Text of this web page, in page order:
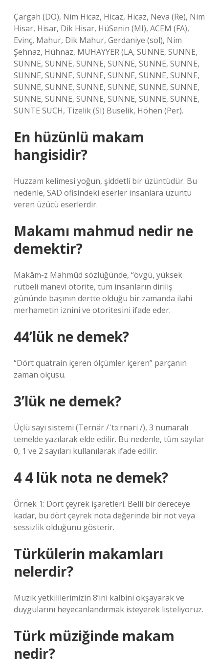
Çargah (DO), Nim Hicaz, Hicaz, Hicaz, Neva (Re), Nim
Hisar, Hisar, Dik Hisar, HüSenin (MI), ACEM (FA),
Evinç, Mahur, Dik Mahur, Gerdaniye (sol), Nim
Şehnaz, Hühnaz, MUHAYYER (LA, SUNNE, SUNNE,
SUNNE, SUNNE, SUNNE, SUNNE, SUNNE, SUNNE,
SUNNE, SUNNE, SUNNE, SUNNE, SUNNE, SUNNE,
SUNNE, SUNNE, SUNNE, SUNNE, SUNNE, SUNNE,
SUNNE, SUNNE, SUNNE, SUNNE, SUNNE, SUNNE,
SUNTE SUCH, Tizelik (SI) Buselik, Höhen (Per).
En hüzünlü makam
hangisidir?
Huzzam kelimesi yoğun, şiddetli bir üzüntüdür. Bu
nedenle, SAD ofisindeki eserler insanlara üzüntü
veren üzücü eserlerdir.
Makamı mahmud nedir ne
demektir?
Makām-z Mahmûd sözlüğünde, “övgü, yüksek
rütbeli manevi otorite, tüm insanların diriliş
gününde başının dertte olduğu bir zamanda ilahi
merhametin iznini ve otoritesini ifade eder.
44’lük ne demek?
“Dört quatrain içeren ölçümler içeren” parçanın
zaman ölçüsü.
3’lük ne demek?
Üçlü sayı sistemi (Ternär /ˈtɜːrnəri /), 3 numaralı
temelde yazılarak elde edilir. Bu nedenle, tüm sayılar
0, 1 ve 2 sayıları kullanılarak ifade edilir.
4 4 lük nota ne demek?
Örnek 1: Dört çeyrek işaretleri. Belli bir dereceye
kadar, bu dört çeyrek nota değerinde bir not veya
sessizlik olduğunu gösterir.
Türkülerin makamları
nelerdir?
Müzik yetkililerimizin 8’ini kalbini okşayarak ve
duygularını heyecanlandırmak isteyerek listeliyoruz.
Türk müziğinde makam
nedir?